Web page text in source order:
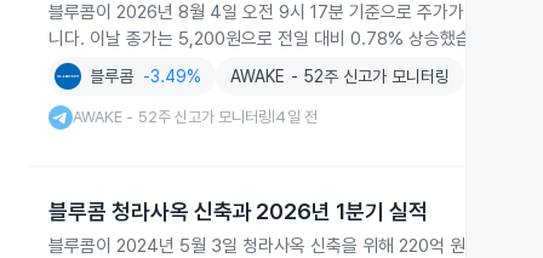
블루콤이 2026년 8월 4일 오전 9시 17분 기준으로 주가가 연이어
니다. 이날 종가는 5,200원으로 전일 대비 0.78% 상승했습니다.
블루콤 -3.49% AWAKE - 52주 신고가 모니터링
AWAKE - 52주 신고가 모니터링 4일 전
블루콤 청라사옥 신축과 2026년 1분기 실적
블루콤이 2024년 5월 3일 청라사옥 신축을 위해 220억 원 규모의